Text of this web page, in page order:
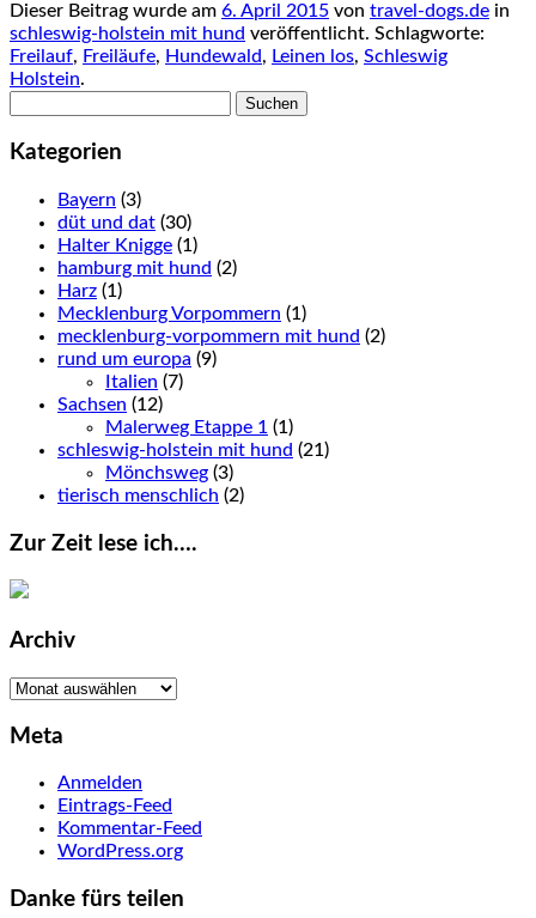
Dieser Beitrag wurde am 6. April 2015 von travel-dogs.de in
schleswig-holstein mit hund veröffentlicht. Schlagworte:
Freilauf, Freiläufe, Hundewald, Leinen los, Schleswig
Holstein.
Kategorien
Bayern (3)
düt und dat (30)
Halter Knigge (1)
hamburg mit hund (2)
Harz (1)
Mecklenburg Vorpommern (1)
mecklenburg-vorpommern mit hund (2)
rund um europa (9)
Italien (7)
Sachsen (12)
Malerweg Etappe 1 (1)
schleswig-holstein mit hund (21)
Mönchsweg (3)
tierisch menschlich (2)
Zur Zeit lese ich….
Archiv
Archiv
Meta
Anmelden
Eintrags-Feed
Kommentar-Feed
WordPress.org
Danke fürs teilen